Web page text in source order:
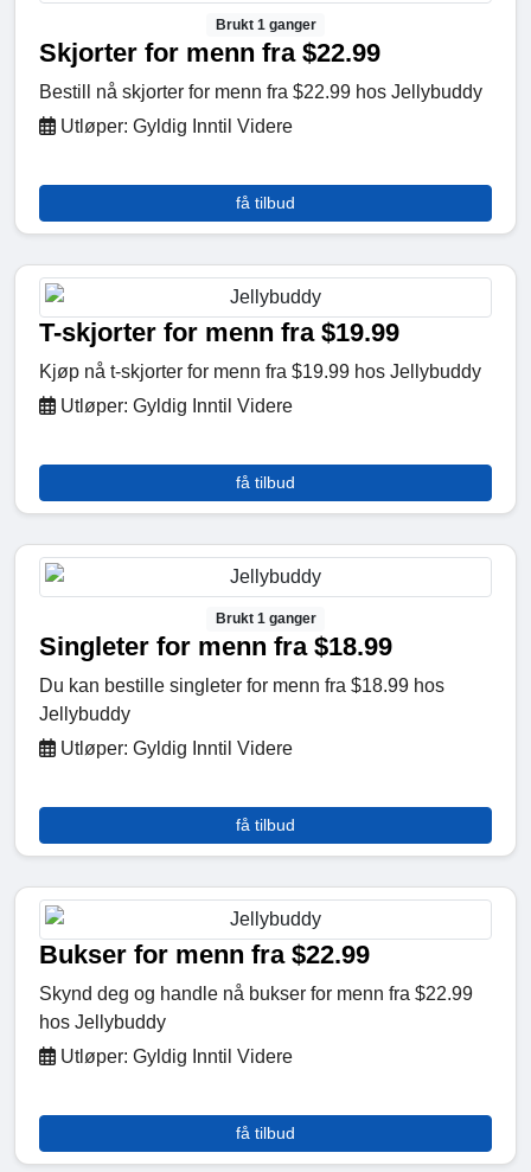
Brukt 1 ganger
Skjorter for menn fra $22.99
Bestill nå skjorter for menn fra $22.99 hos Jellybuddy
Utløper: Gyldig Inntil Videre
få tilbud
T-skjorter for menn fra $19.99
Kjøp nå t-skjorter for menn fra $19.99 hos Jellybuddy
Utløper: Gyldig Inntil Videre
få tilbud
Brukt 1 ganger
Singleter for menn fra $18.99
Du kan bestille singleter for menn fra $18.99 hos
Jellybuddy
Utløper: Gyldig Inntil Videre
få tilbud
Bukser for menn fra $22.99
Skynd deg og handle nå bukser for menn fra $22.99
hos Jellybuddy
Utløper: Gyldig Inntil Videre
få tilbud